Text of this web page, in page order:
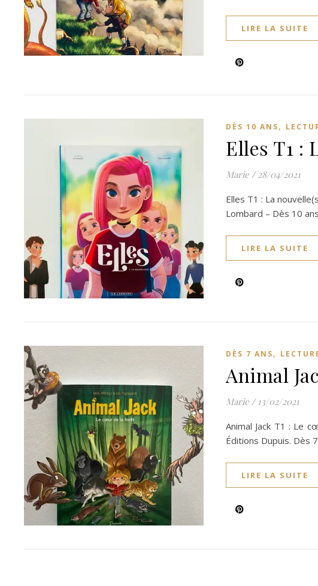
LIRE LA SUITE
DÈS 10 ANS,
Elles T1 :
Marie / 28/04/2021
Elles T1 : La
Lombard – Dès 10
LIRE LA SUITE
DÈS 7 ANS,
Animal
Marie / 13/02/2021
Animal Jack T1 : Le
Éditions Dupuis. Dès
LIRE LA SUITE